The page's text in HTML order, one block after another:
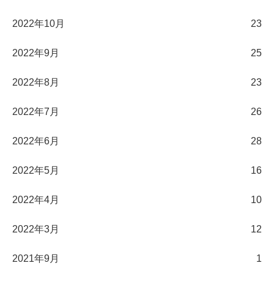
2022年10月 23
2022年9月 25
2022年8月 23
2022年7月 26
2022年6月 28
2022年5月 16
2022年4月 10
2022年3月 12
2021年9月 1